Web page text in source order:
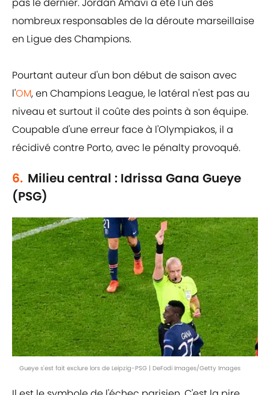
pas le dernier. Jordan Amavi a été l'un des
nombreux responsables de la déroute marseillaise
en Ligue des Champions.
Pourtant auteur d'un bon début de saison avec
l'OM, en Champions League, le latéral n'est pas au
niveau et surtout il coûte des points à son équipe.
Coupable d'une erreur face à l'Olympiakos, il a
récidivé contre Porto, avec le pénalty provoqué.
6. Milieu central : Idrissa Gana Gueye
(PSG)
Gueye s'est fait exclure lors de Leipzig-PSG | DeFodi Images/Getty Images